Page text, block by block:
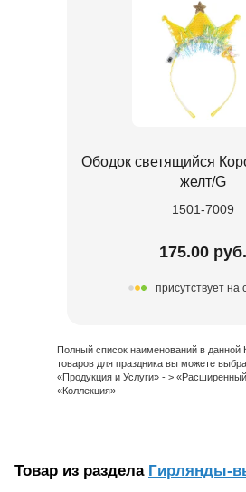
Ободок светящийся
желт/G
1501-7009
175.00 руб.
присутствует на
Полный список наименований в
товаров для праздника вы можете
«Продукция и Услуги» - >
«Коллекция»
Товар из раздела Гирлянды-